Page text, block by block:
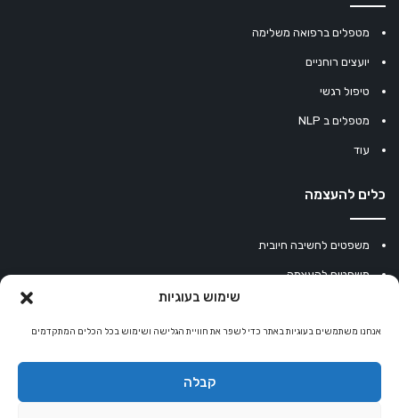
שימוש בעוגיות
אנחנו משתמשים בעוגיות באתר כדי לשפר את חוויית הגלישה ושימוש בכל הכלים המתקדמים
קבלה
מטפלים ברפואה משלימה
יועצים רוחניים
טיפול רגשי
מטפלים ב NLP
עוד
כלים להעצמה
משפטים לחשיבה חיובית
משפטים להעצמה
מחשבון נומרולוגיה
קריסטלים למזלות